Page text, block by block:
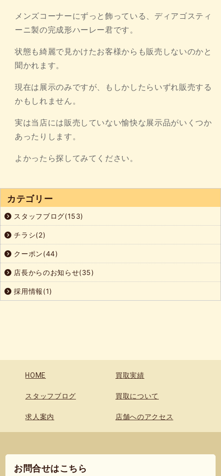
メンズコーナーにずっと飾っている、ディアゴスティ
ーニ製の完成形ハーレー君です。
状態も綺麗で見かけたお客様からも販売しないのかと
聞かれます。
現在は展示のみですが、もしかしたらいずれ販売する
かもしれません。
実は当店には販売していない愉快な展示品がいくつか
あったりします。
よかったら探してみてください。
カテゴリー
スタッフブログ(153)
チラシ(2)
クーポン(44)
店長からのお知らせ(35)
採用情報(1)
HOME 買取実績
スタッフブログ 買取について
求人案内 店舗へのアクセス
お問合せはこちら